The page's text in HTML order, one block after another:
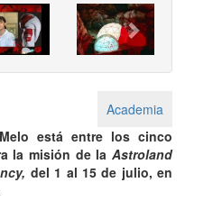
Next
Academia
está entre los cinco
la misión de la Astroland
del 1 al 15 de julio, en